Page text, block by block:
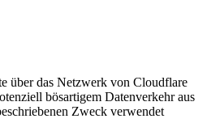
über das Netzwerk von Cloudflare
bösartigem Datenverkehr aus
Zweck verwendet